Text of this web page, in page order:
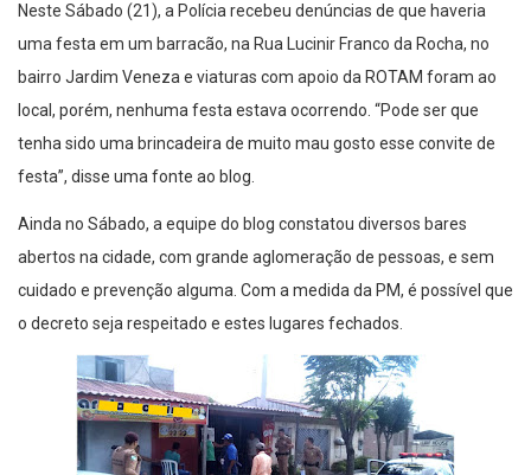
Neste Sábado (21), a Polícia recebeu denúncias de que haveria
uma festa em um barracão, na Rua Lucinir Franco da Rocha, no
bairro Jardim Veneza e viaturas com apoio da ROTAM foram ao
local, porém, nenhuma festa estava ocorrendo. “Pode ser que
tenha sido uma brincadeira de muito mau gosto esse convite de
festa”, disse uma fonte ao blog.
Ainda no Sábado, a equipe do blog constatou diversos bares
abertos na cidade, com grande aglomeração de pessoas, e sem
cuidado e prevenção alguma. Com a medida da PM, é possível que
o decreto seja respeitado e estes lugares fechados.